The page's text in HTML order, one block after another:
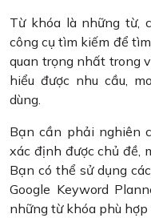
Từ khóa là những từ,
công cụ tìm kiếm để
quan trọng nhất trong
hiểu được nhu cầu,
dùng.
Bạn cần phải nghiên
xác định được chủ đề,
Bạn có thể sử dụng
Google Keyword
những từ khóa phù